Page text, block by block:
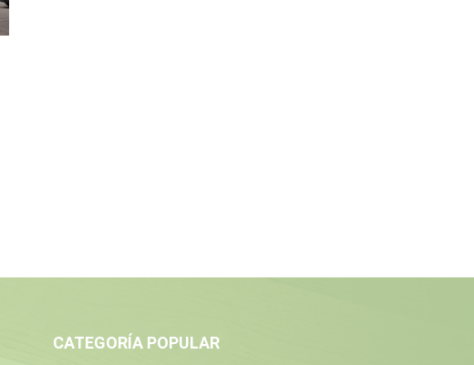
CATEGORÍA POPULAR